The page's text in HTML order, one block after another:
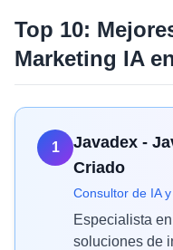
Top 10:
Marketing IA
1
Javadex -
Criado
Consultor de IA
Especialista
soluciones de